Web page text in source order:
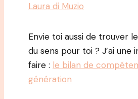
Laura di Muzio
Envie toi aussi de trouver
du sens pour toi ? J’ai une
faire : le bilan de
génération